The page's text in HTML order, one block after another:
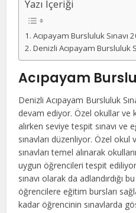
Yazı İçeriği
Acıpayam Bursluluk Sınavı
Denizli Acıpayam Bursluluk
Acıpayam
Denizli Acıpayam Bursluluk
devam ediyor. Özel okullar ve
alırken seviye tespit sınavı
sınavları düzenliyor. Özel
sınavları temel alınarak
uygun öğrencileri tespit
sınavı olarak da adlandırdığı
öğrencilere eğitim bursları
kadar öğrencinin sınavlarda